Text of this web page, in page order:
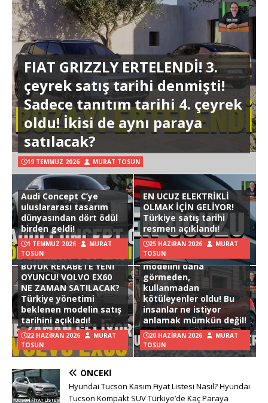
FIAT GRIZZLY ERTELENDİ! 3.
çeyrek satış tarihi denmişti!
Sadece tanıtım tarihi 4. çeyrek
oldu! İkisi de aynı paraya
satılacak?
19 TEMMUZ 2026 MURAT TOSUN
Audi Concept C’ye
uluslararası tasarım
dünyasından dört ödül
birden geldi!
1 TEMMUZ 2026
MURAT
TOSUN
EN UCUZ ELEKTRİKLİ
OLMAK İÇİN GELİYOR!
Türkiye satış tarihi
resmen açıklandı!
25 HAZIRAN 2026
MURAT
TOSUN
BÜYÜK REKABETE YENİ
OYUNCU! VOLVO EX60
NE ZAMAN SATILACAK?
Türkiye yönetimi
beklenen modelin satış
tarihini açıkladı!
22 HAZIRAN 2026
MURAT
TOSUN
Hyundai Ioniq 3
modelini daha
görmeden,
kullanmadan
kötüleyenler oldu! Bu
insanlar ne istiyor
anlamak mümkün değil!
20 HAZIRAN 2026
MURAT
TOSUN
ÖNCEKI
Hyundai Tucson Kasım Fiyat Listesi Nasıl? Hyundai
Tucson Kompakt SUV Türkiye’de Kaç Paraya